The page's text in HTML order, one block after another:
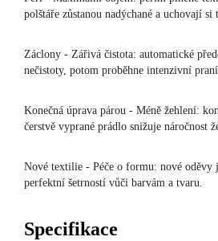
polštáře zůstanou nadýchané a uchovají si
Záclony - Zářivá čistota: automatické
nečistoty, potom proběhne intenzivní
Konečná úprava párou - Méně žehlení:
čerstvě vyprané prádlo snižuje náročnost
Nové textilie - Péče o formu: nové oděvy
perfektní šetrností vůči barvám a tvaru.
Specifikace